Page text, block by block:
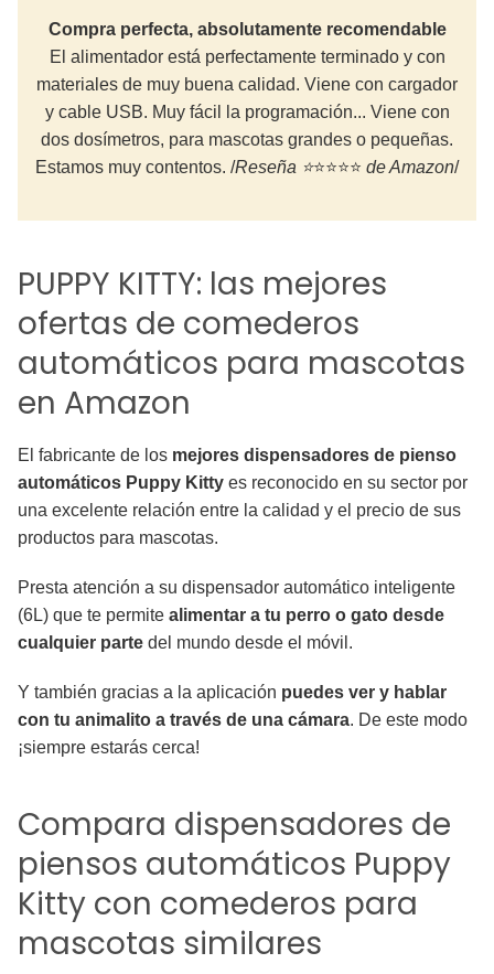
Compra perfecta, absolutamente recomendable
El alimentador está perfectamente terminado y con
materiales de muy buena calidad. Viene con cargador
y cable USB. Muy fácil la programación... Viene con
dos dosímetros, para mascotas grandes o pequeñas.
Estamos muy contentos. /Reseña ⭐⭐⭐⭐⭐ de Amazon/
PUPPY KITTY: las mejores
ofertas de comederos
automáticos para mascotas
en Amazon
El fabricante de los mejores dispensadores de pienso
automáticos Puppy Kitty es reconocido en su sector por
una excelente relación entre la calidad y el precio de sus
productos para mascotas.
Presta atención a su dispensador automático inteligente
(6L) que te permite alimentar a tu perro o gato desde
cualquier parte del mundo desde el móvil.
Y también gracias a la aplicación puedes ver y hablar
con tu animalito a través de una cámara. De este modo
¡siempre estarás cerca!
Compara dispensadores de
piensos automáticos Puppy
Kitty con comederos para
mascotas similares